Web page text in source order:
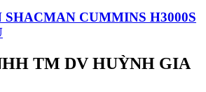
SHACMAN CUMMINS H3000S
TM DV HUỲNH GIA